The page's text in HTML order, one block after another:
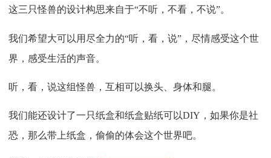
这三只怪兽的设计构思来自于“不听，不看，不说”。
我们希望大可以用尽全力的“听，看，说”，尽情感受这个世
界，感受生活的声音。
听，看，说这组怪兽，互相可以换头、身体和腿。
我们能还设计了一只纸盒和纸盒贴纸可以DIY，如果你是社
恐，那么带上纸盒，偷偷的体会这个世界吧。